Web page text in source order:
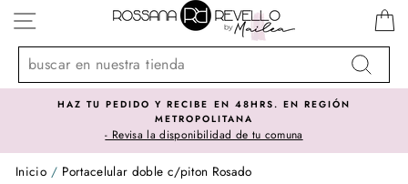
directamente
contenido
NAVEGACIÓN
Buscar
HAZ TU PEDIDO Y RECIBE EN 48HRS. EN REGIÓN
METROPOLITANA
- Revisa la disponibilidad de tu comuna
Inicio / Portacelular doble c/piton Rosado